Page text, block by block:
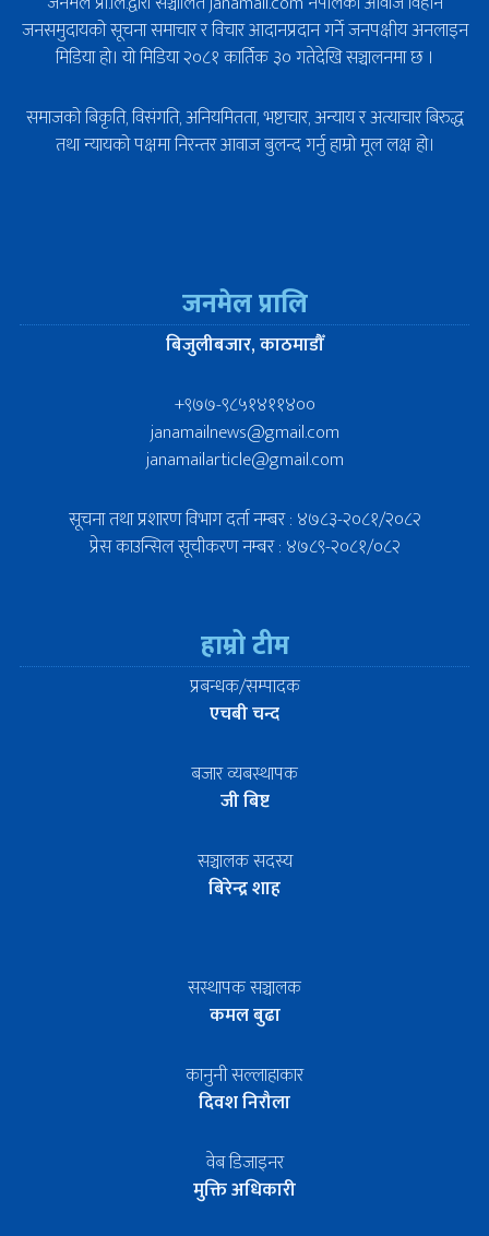
जनसमुदायको सूचना समाचार र विचार आदानप्रदान गर्ने जनपक्षीय अनलाइन
मिडिया हो। यो मिडिया २०८१ कार्तिक ३० गतेदेखि सञ्चालनमा छ ।
समाजको बिकृति, विसंगति, अनियमितता, भष्टाचार, अन्याय र अत्याचार बिरुद्ध
तथा न्यायको पक्षमा निरन्तर आवाज बुलन्द गर्नु हाम्रो मूल लक्ष हो।
जनमेल प्रालि
बिजुलीबजार, काठमाडौँ
+९७७-९८५१४११४००
janamailnews@gmail.com
janamailarticle@gmail.com
सूचना तथा प्रशारण विभाग दर्ता नम्बर : ४७८३-२०८१/२०८२
प्रेस काउन्सिल सूचीकरण नम्बर : ४७८९-२०८१/०८२
हाम्रो टीम
प्रबन्धक/सम्पादक
एचबी चन्द
बजार व्यबस्थापक
जी बिष्ट
सञ्चालक सदस्य
बिरेन्द्र शाह
सस्थापक सञ्चालक
कमल बुढा
कानुनी सल्लाहाकार
दिवश निरौला
वेब डिजाइनर
मुक्ति अधिकारी